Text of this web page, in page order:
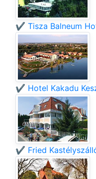
✔️ Tisza Balneum
✔️ Hotel Kakadu
✔️ Fried